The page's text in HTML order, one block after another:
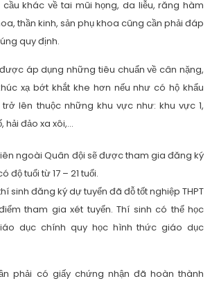
cầu khác về tai mũi họng, da liễu, răng hàm
thần kinh, sản phụ khoa cũng cần phải đáp
quy định.
áp dụng những tiêu chuẩn về cân nặng,
xạ bớt khắt khe hơn nếu như có hộ khẩu
lên thuộc những khu vực như: khu vực 1,
hải đảo xa xôi,…
ngoài Quân đội sẽ được tham gia đăng ký
độ tuổi từ 17 – 21 tuổi.
sinh đăng ký dự tuyển đã đỗ tốt nghiệp THPT
tham gia xét tuyển. Thí sinh có thể học
dục chính quy học hình thức giáo dục
phải có giấy chứng nhận đã hoàn thành